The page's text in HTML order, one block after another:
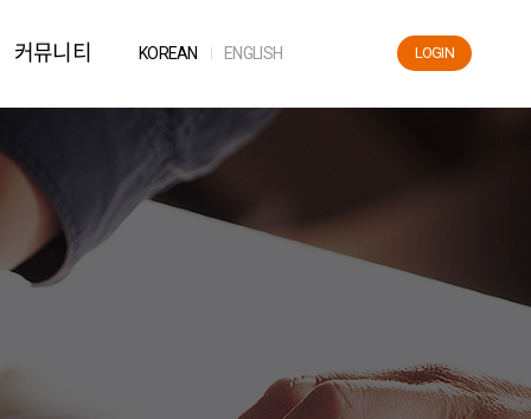
커뮤니티
공지사항
자료실
FAQ
LOGIN
KOREAN ENGLISH